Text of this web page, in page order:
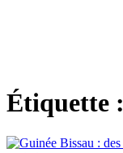
Étiquette :